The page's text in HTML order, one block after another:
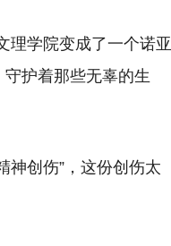
理学院变成了一个诺亚
护着那些无辜的生
神创伤”，这份创伤太